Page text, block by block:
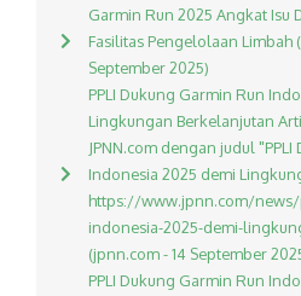
Garmin Run 2025 Angkat Isu
Fasilitas Pengelolaan Limbah
September 2025)
PPLI Dukung Garmin Run
Lingkungan Berkelanjutan
JPNN.com dengan judul
Indonesia 2025 demi
https://www.jpnn.com/
indonesia-2025-demi-
(jpnn.com - 14 September
PPLI Dukung Garmin Run